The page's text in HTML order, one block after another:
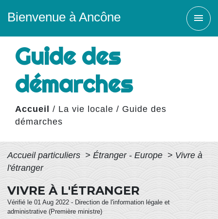
Bienvenue à Ancône menu
Guide des
démarches
Accueil / La vie locale / Guide des
démarches
Accueil particuliers > Étranger - Europe > Vivre à
l'étranger
VIVRE À L'ÉTRANGER
Vérifié le 01 Aug 2022 - Direction de l'information légale et
administrative (Première ministre)